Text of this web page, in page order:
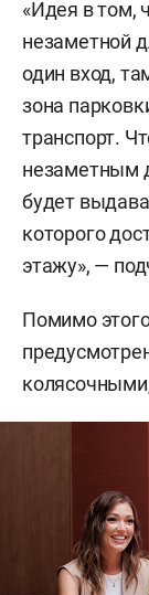
«Идея в том,
незаметной
один вход,
зона
транспорт.
незаметным
будет
которого
этажу», —
Помимо